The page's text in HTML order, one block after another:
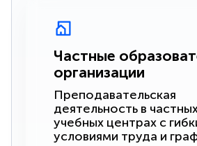
Частные
организации
Преподавательская
деятельность в
учебных центрах с
условиями труда и